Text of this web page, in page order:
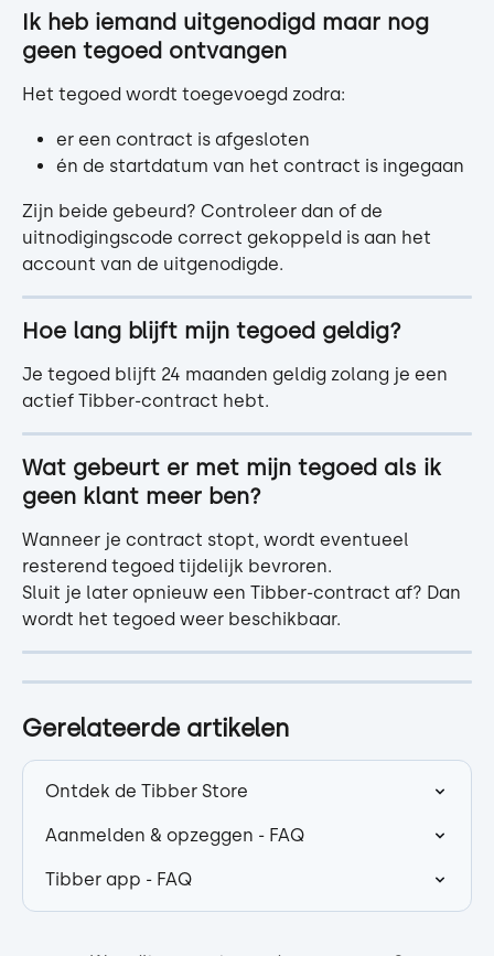
Ik heb iemand uitgenodigd maar nog
geen tegoed ontvangen
Het tegoed wordt toegevoegd zodra:
er een contract is afgesloten
én de startdatum van het contract is ingegaan
Zijn beide gebeurd? Controleer dan of de
uitnodigingscode correct gekoppeld is aan het
account van de uitgenodigde.
Hoe lang blijft mijn tegoed geldig?
Je tegoed blijft 24 maanden geldig zolang je een
actief Tibber-contract hebt.
Wat gebeurt er met mijn tegoed als ik
geen klant meer ben?
Wanneer je contract stopt, wordt eventueel
resterend tegoed tijdelijk bevroren.
Sluit je later opnieuw een Tibber-contract af? Dan
wordt het tegoed weer beschikbaar.
Gerelateerde artikelen
Ontdek de Tibber Store
Aanmelden & opzeggen - FAQ
Tibber app - FAQ